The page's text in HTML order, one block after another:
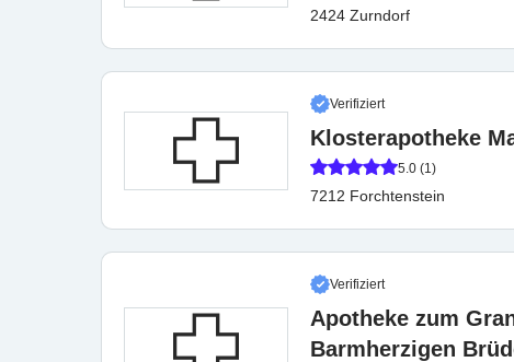
2424 Zurndorf
Verifiziert
Klosterapotheke
5.0 (1)
7212 Forchtenstein
Verifiziert
Apotheke zum
Barmherzigen